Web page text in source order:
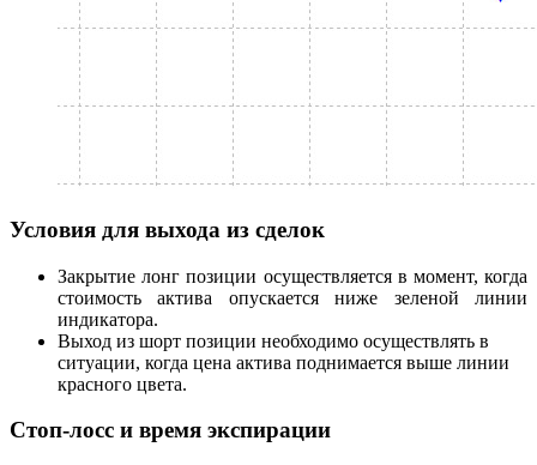
Условия для выхода из сделок
Закрытие лонг позиции осуществляется в момент, когда
стоимость актива опускается ниже зеленой линии
индикатора.
Выход из шорт позиции необходимо осуществлять в
ситуации, когда цена актива поднимается выше линии
красного цвета.
Стоп-лосс и время экспирации